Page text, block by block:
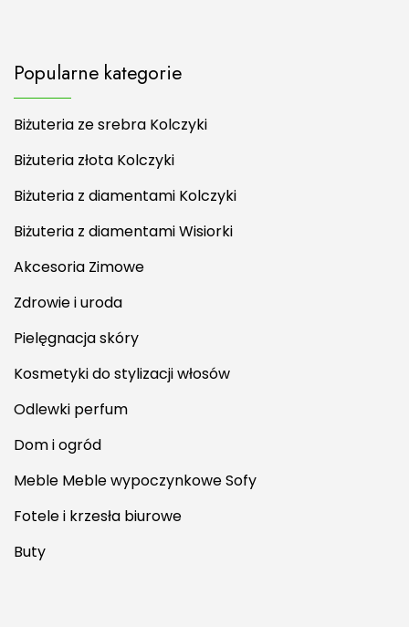
Popularne kategorie
Biżuteria ze srebra Kolczyki
Biżuteria złota Kolczyki
Biżuteria z diamentami Kolczyki
Biżuteria z diamentami Wisiorki
Akcesoria Zimowe
Zdrowie i uroda
Pielęgnacja skóry
Kosmetyki do stylizacji włosów
Odlewki perfum
Dom i ogród
Meble Meble wypoczynkowe Sofy
Fotele i krzesła biurowe
Buty